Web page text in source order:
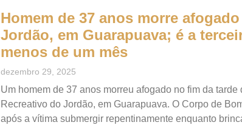
Homem de 37 anos morre
Jordão, em Guarapuava; é a
menos de um mês
dezembro 29, 2025
Um homem de 37 anos morreu afogado no fim da
Recreativo do Jordão, em Guarapuava. O Corpo de
após a vítima submergir repentinamente enquanto